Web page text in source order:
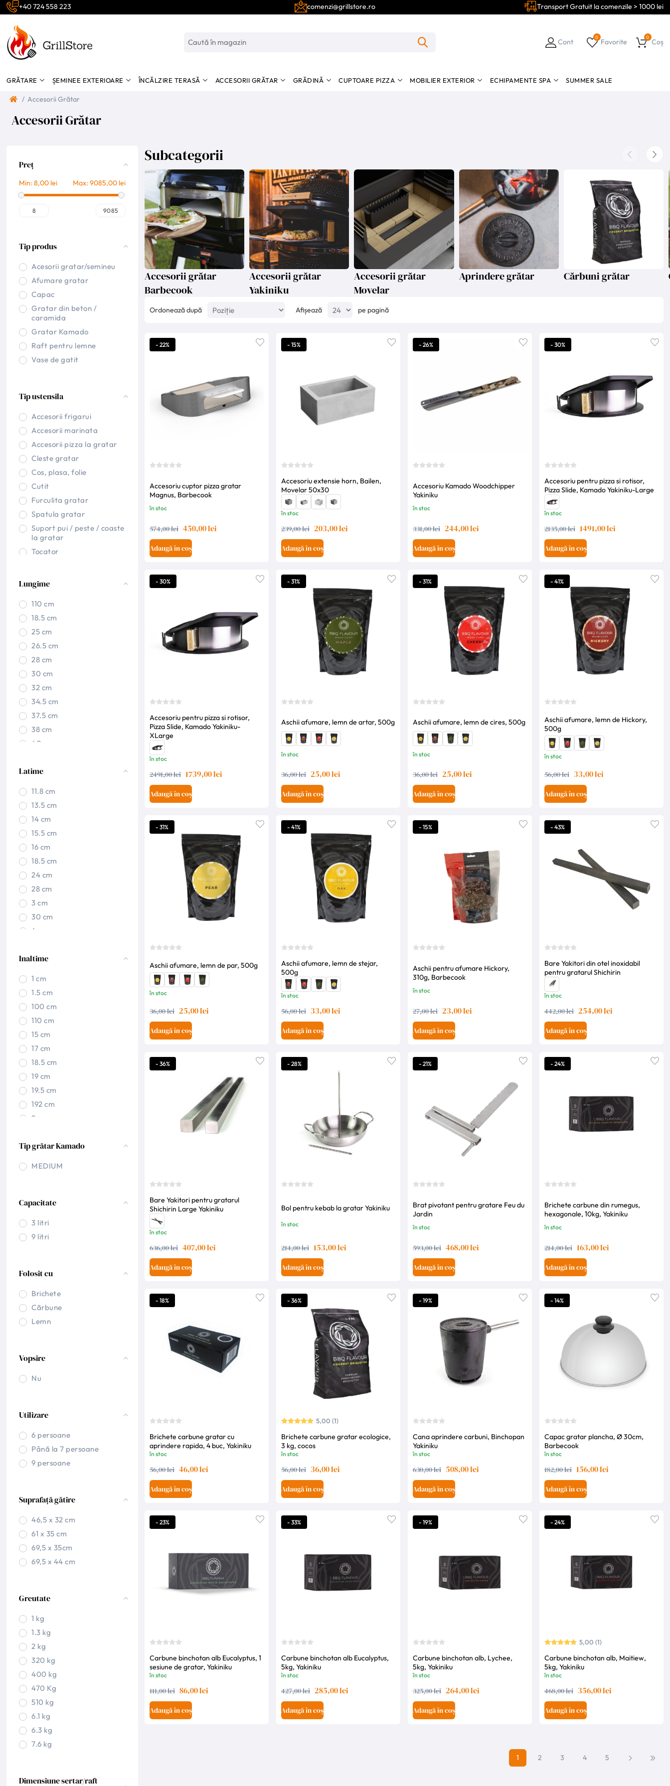
+40 724 558 223 comenzi@grillstore.ro Transport Gratuit la comenzile > 1000 lei
Cont Favorite
0
Coș
0
GRĂTARE ȘEMINEE EXTERIOARE ÎNCĂLZIRE TERASĂ ACCESORII GRĂTAR GRĂDINĂ CUPTOARE PIZZA MOBILIER EXTERIOR ECHIPAMENTE SPA SUMMER SALE
/ Accesorii Grătar
Accesorii Grătar
Preț
Min: 8,00 lei Max: 9085,00 lei
8 9085
Tip produs
Acesorii gratar/semineu
Afumare gratar
Capac
Gratar din beton /
caramida
Gratar Kamado
Raft pentru lemne
Vase de gatit
Tip ustensila
Accesorii frigarui
Accesorii marinata
Accesorii pizza la gratar
Cleste gratar
Cos, plasa, folie
Cutit
Furculita gratar
Spatula gratar
Suport pui / peste / coaste
la gratar
Tocator
Lungime
110 cm
18.5 cm
25 cm
26.5 cm
28 cm
30 cm
32 cm
34.5 cm
37.5 cm
38 cm
40 cm
42 cm
Latime
11.8 cm
13.5 cm
14 cm
15.5 cm
16 cm
18.5 cm
24 cm
28 cm
3 cm
30 cm
4 cm
40 cm
Inaltime
1 cm
1.5 cm
100 cm
110 cm
15 cm
17 cm
18.5 cm
19 cm
19.5 cm
192 cm
2 cm
20 cm
27.5 cm
6 cm
Tip grătar Kamado
MEDIUM
Capacitate
3 litri
9 litri
Folosit cu
Brichete
Cărbune
Lemn
Vopsire
Nu
Utilizare
6 persoane
Până la 7 persoane
9 persoane
Suprafață gătire
46,5 x 32 cm
61 x 35 cm
69,5 x 35cm
69,5 x 44 cm
Greutate
1 kg
1.3 kg
2 kg
320 kg
400 kg
470 Kg
510 kg
6.1 kg
6.3 kg
7.6 kg
Dimensiune sertar/raft
Subcategorii
Accesorii grătar
Barbecook
Accesorii grătar
Yakiniku
Accesorii grătar
Movelar
Aprindere grătar Cărbuni grătar
Ordonează după Afișează pe pagină
- 22%
Accesoriu cuptor pizza gratar
Magnus, Barbecook
în stoc
574,00 lei 450,00 lei
Adaugă în coș
- 15%
Accesoriu extensie horn, Bailen,
Movelar 50x30
în stoc
239,00 lei 203,00 lei
Adaugă în coș
- 26%
Accesoriu Kamado Woodchipper
Yakiniku
în stoc
331,00 lei 244,00 lei
Adaugă în coș
- 30%
Accesoriu pentru pizza si rotisor,
Pizza Slide, Kamado Yakiniku-Large
în stoc
2135,00 lei 1491,00 lei
Adaugă în coș
- 30%
Accesoriu pentru pizza si rotisor,
Pizza Slide, Kamado Yakiniku-
XLarge
în stoc
2491,00 lei 1739,00 lei
Adaugă în coș
- 31%
Aschii afumare, lemn de artar, 500g
în stoc
36,00 lei 25,00 lei
Adaugă în coș
- 31%
Aschii afumare, lemn de cires, 500g
în stoc
36,00 lei 25,00 lei
Adaugă în coș
- 41%
Aschii afumare, lemn de Hickory,
500g
în stoc
56,00 lei 33,00 lei
Adaugă în coș
- 31%
Aschii afumare, lemn de par, 500g
în stoc
36,00 lei 25,00 lei
Adaugă în coș
- 41%
Aschii afumare, lemn de stejar,
500g
în stoc
56,00 lei 33,00 lei
Adaugă în coș
- 15%
Aschii pentru afumare Hickory,
310g, Barbecook
în stoc
27,00 lei 23,00 lei
Adaugă în coș
- 43%
Bare Yakitori din otel inoxidabil
pentru gratarul Shichirin
în stoc
442,00 lei 254,00 lei
Adaugă în coș
- 36%
Bare Yakitori pentru gratarul
Shichirin Large Yakiniku
în stoc
636,00 lei 407,00 lei
Adaugă în coș
- 28%
Bol pentru kebab la gratar Yakiniku
în stoc
214,00 lei 153,00 lei
Adaugă în coș
- 21%
Brat pivotant pentru gratare Feu du
Jardin
în stoc
593,00 lei 468,00 lei
Adaugă în coș
- 24%
Brichete carbune din rumegus,
hexagonale, 10kg, Yakiniku
în stoc
214,00 lei 163,00 lei
Adaugă în coș
- 18%
Brichete carbune gratar cu
aprindere rapida, 4 buc, Yakiniku
în stoc
56,00 lei 46,00 lei
Adaugă în coș
- 36%
5,00 (1)
Brichete carbune gratar ecologice,
3 kg, cocos
în stoc
56,00 lei 36,00 lei
Adaugă în coș
- 19%
Cana aprindere carbuni, Binchopan
Yakiniku
în stoc
630,00 lei 508,00 lei
Adaugă în coș
- 14%
Capac gratar plancha, Ø 30cm,
Barbecook
în stoc
182,00 lei 156,00 lei
Adaugă în coș
- 23%
Carbune binchotan alb Eucalyptus, 1
sesiune de gratar, Yakiniku
în stoc
111,00 lei 86,00 lei
Adaugă în coș
- 33%
Carbune binchotan alb Eucalyptus,
5kg, Yakiniku
în stoc
427,00 lei 285,00 lei
Adaugă în coș
- 19%
Carbune binchotan alb, Lychee,
5kg, Yakiniku
în stoc
325,00 lei 264,00 lei
Adaugă în coș
- 24%
5,00 (1)
Carbune binchotan alb, Maitiew,
5kg, Yakiniku
în stoc
468,00 lei 356,00 lei
Adaugă în coș
1 2 3 4 5